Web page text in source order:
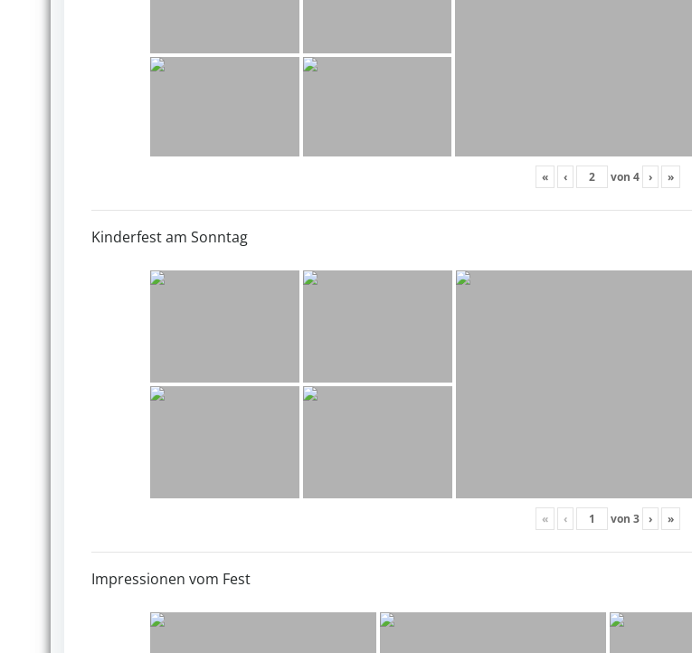
« ‹ von 4 › »
Kinderfest am Sonntag
« ‹ von 3 › »
Impressionen vom Fest